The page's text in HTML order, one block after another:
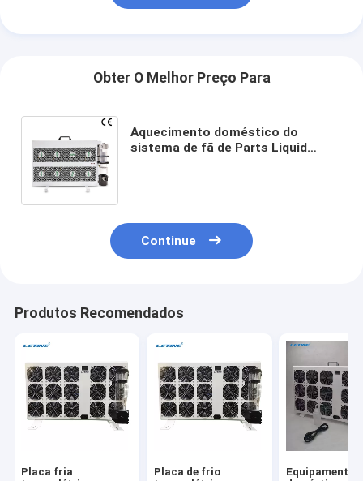
Obter O Melhor Preço Para
Aquecimento doméstico do
sistema de fã de Parts Liquid
Continue
Produtos Recomendados
Placa fria
Placa de frio
Equipamentos